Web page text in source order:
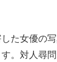
た女優の
。対人尋